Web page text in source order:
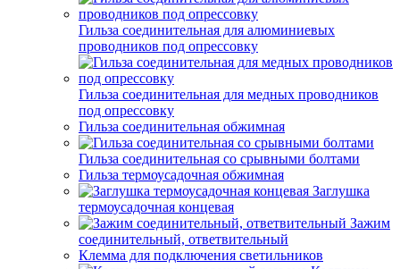
Гильза соединительная для алюминиевых
проводников под опрессовку
Гильза соединительная для медных проводников
под опрессовку
Гильза соединительная обжимная
Гильза соединительная со срывными болтами
Гильза термоусадочная обжимная
Заглушка
термоусадочная концевая
Зажим
соединительный, ответвительный
Клемма для подключения светильников